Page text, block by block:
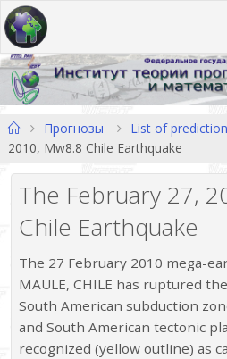
Перейти
к
содержимому
ГлавнаяПрогнозы List of
2010, Mw8.8 Chile Earthquake
The February 27,
Chile Earthquake
The 27 February 2010 mega-
MAULE, CHILE has ruptured
South American subduction
and South American tectonic
recognized (yellow outline) as